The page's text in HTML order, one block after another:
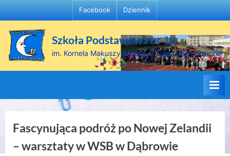
to
content
Facebook Dziennik
Szkoła Podstawowa nr 10
im. Kornela Makuszyńskiego w Dąbrowie Górniczej
Fascynująca podróż po Nowej Zelandii
– warsztaty w WSB w Dąbrowie